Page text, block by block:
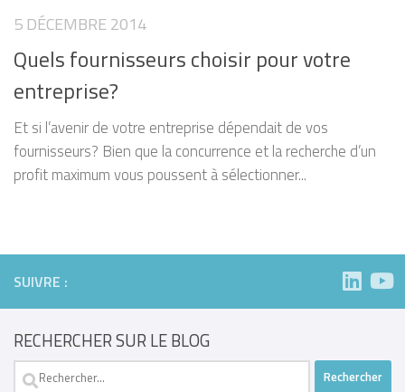
5 DÉCEMBRE 2014
Quels fournisseurs choisir pour votre
entreprise?
Et si l’avenir de votre entreprise dépendait de vos
fournisseurs? Bien que la concurrence et la recherche d’un
profit maximum vous poussent à sélectionner...
SUIVRE :
RECHERCHER SUR LE BLOG
Rechercher :